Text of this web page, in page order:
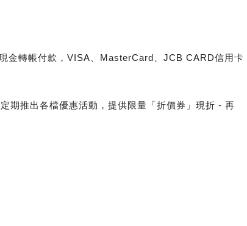
金轉帳付款，VISA、MasterCard、JCB CARD信用卡
期推出各檔優惠活動，提供限量「折價券」現折 - 再